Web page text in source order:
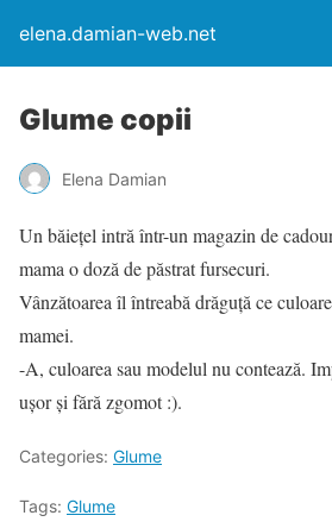
elena.damian-web.net
Glume copii
Elena Damian
Un băieţel intră într-un magazin de
mama o doză de păstrat fursecuri.
Vânzătoarea îl întreabă drăguţă ce
mamei.
-A, culoarea sau modelul nu contează.
uşor şi fără zgomot :).
Categories: Glume
Tags: Glume